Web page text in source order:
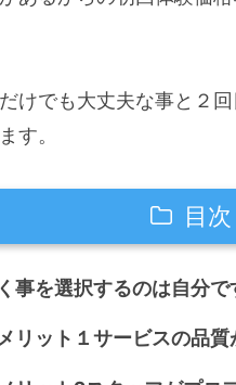
けでも大丈夫な事と２
す。
目次
事を選択するのは自分で
リット１サービスの品質